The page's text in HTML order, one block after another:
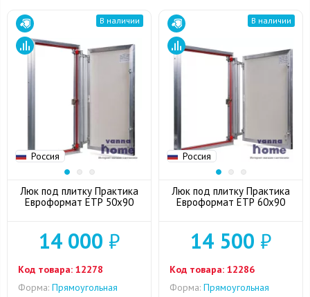
Россия
В наличии
Люк под плитку Практика
Евроформат ЕТР 50x90
14 000 ₽
Код товара: 12278
Форма: Прямоугольная
Россия
В наличии
Люк под плитку Практика
Евроформат ЕТР 60x90
14 500 ₽
Код товара: 12286
Форма: Прямоугольная